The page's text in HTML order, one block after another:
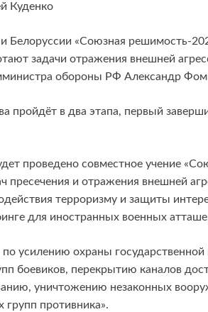
Куденко
Белоруссии «Союзная решимость-
задачи отражения внешней
обороны РФ Александр
пройдёт в два этапа, первый
проведено совместное учение
пресечения и отражения внешней
терроризму и защиты
для иностранных военных
усилению охраны
боевиков, перекрытию каналов
уничтожению незаконных
противника».